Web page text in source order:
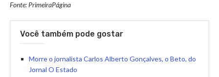
Fonte: PrimeiraPágina
Você também pode gostar
Morre o jornalista Carlos Alberto Gonçalves, o Beto, do
Jornal O Estado